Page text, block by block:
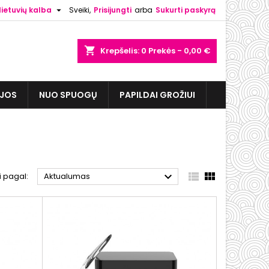
Sveiki, Prisijungti arba Sukurti paskyrą
lietuvių kalba 
shopping_cart Krepšelis: 0 Prekės - 0,00 €
NUO SPUOGŲ PAPILDAI GROŽIUI
pagal: Aktualumas   